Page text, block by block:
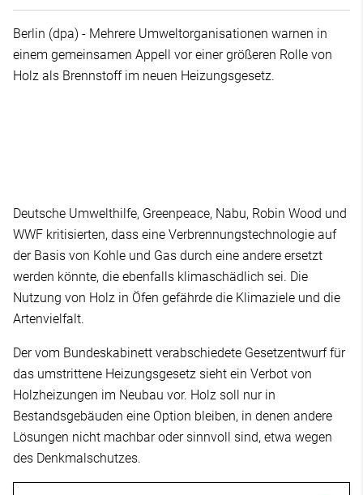
Berlin (dpa) - Mehrere Umweltorganisationen warnen in
einem gemeinsamen Appell vor einer größeren Rolle von
Holz als Brennstoff im neuen Heizungsgesetz.
Deutsche Umwelthilfe, Greenpeace, Nabu, Robin Wood und
WWF kritisierten, dass eine Verbrennungstechnologie auf
der Basis von Kohle und Gas durch eine andere ersetzt
werden könnte, die ebenfalls klimaschädlich sei. Die
Nutzung von Holz in Öfen gefährde die Klimaziele und die
Artenvielfalt.
Der vom Bundeskabinett verabschiedete Gesetzentwurf für
das umstrittene Heizungsgesetz sieht ein Verbot von
Holzheizungen im Neubau vor. Holz soll nur in
Bestandsgebäuden eine Option bleiben, in denen andere
Lösungen nicht machbar oder sinnvoll sind, etwa wegen
des Denkmalschutzes.